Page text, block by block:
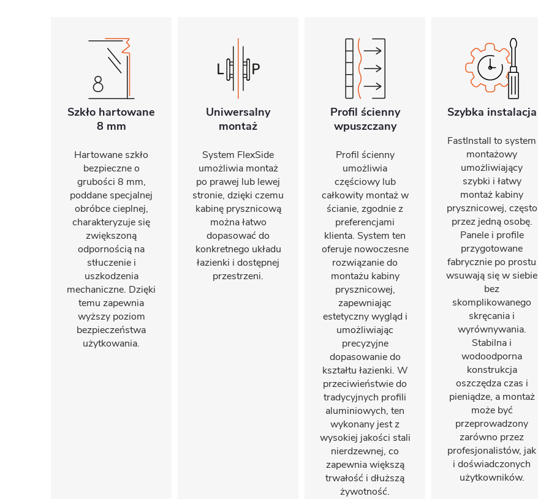
Szkło hartowane
8 mm
Hartowane szkło
bezpieczne o
grubości 8 mm,
poddane specjalnej
obróbce cieplnej,
charakteryzuje się
zwiększoną
odpornością na
stłuczenie i
uszkodzenia
mechaniczne. Dzięki
temu zapewnia
wyższy poziom
bezpieczeństwa
użytkowania.
Uniwersalny
montaż
System FlexSide
umożliwia montaż
po prawej lub lewej
stronie, dzięki czemu
kabinę prysznicową
można łatwo
dopasować do
konkretnego układu
łazienki i dostępnej
przestrzeni.
Profil ścienny
wpuszczany
Profil ścienny
umożliwia
częściowy lub
całkowity montaż w
ścianie, zgodnie z
preferencjami
klienta. System ten
oferuje nowoczesne
rozwiązanie do
montażu kabiny
prysznicowej,
zapewniając
estetyczny wygląd i
umożliwiając
precyzyjne
dopasowanie do
kształtu łazienki. W
przeciwieństwie do
tradycyjnych profili
aluminiowych, ten
wykonany jest z
wysokiej jakości stali
nierdzewnej, co
zapewnia większą
trwałość i dłuższą
żywotność.
Szybka instalacja
FastInstall to system
montażowy
umożliwiający
szybki i łatwy
montaż kabiny
prysznicowej, często
przez jedną osobę.
Panele i profile
przygotowane
fabrycznie po prostu
wsuwają się w siebie
bez
skomplikowanego
skręcania i
wyrównywania.
Stabilna i
wodoodporna
konstrukcja
oszczędza czas i
pieniądze, a montaż
może być
przeprowadzony
zarówno przez
profesjonalistów, jak
i doświadczonych
użytkowników.